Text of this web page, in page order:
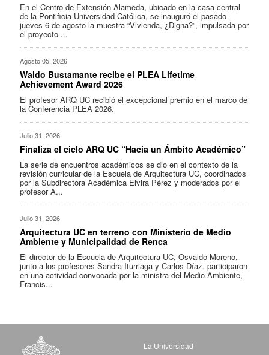
En el Centro de Extensión Alameda, ubicado en la casa central
de la Pontificia Universidad Católica, se inauguró el pasado
jueves 6 de agosto la muestra “Vivienda, ¿Digna?”, impulsada por
el proyecto ...
Agosto 05, 2026
Waldo Bustamante recibe el PLEA Lifetime
Achievement Award 2026
El profesor ARQ UC recibió el excepcional premio en el marco de
la Conferencia PLEA 2026.
Julio 31, 2026
Finaliza el ciclo ARQ UC “Hacia un Ámbito Académico”
La serie de encuentros académicos se dio en el contexto de la
revisión curricular de la Escuela de Arquitectura UC, coordinados
por la Subdirectora Académica Elvira Pérez y moderados por el
profesor A...
Julio 31, 2026
Arquitectura UC en terreno con Ministerio de Medio
Ambiente y Municipalidad de Renca
El director de la Escuela de Arquitectura UC, Osvaldo Moreno,
junto a los profesores Sandra Iturriaga y Carlos Díaz, participaron
en una actividad convocada por la ministra del Medio Ambiente,
Francis...
La Universidad